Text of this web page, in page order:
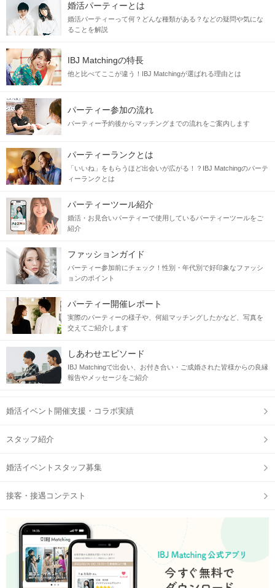
婚活パーティーとは
婚活パーティーって何？どんな種類がある？などの疑問や気にな
ることを解説
IBJ Matchingの特長
他と比べてここが違う！IBJ Matchingが選ばれる理由とは
パーティー参加の流れ
パーティー予約後からマッチングまでの流れをご案内します
パーティーランクとは
「いいね」をもらうほど出会いが広がる！？IBJ Matchingのパーテ
ィーランクとは
パーティーツール紹介
婚活・お見合いパーティーで使用しているパーティーツールをご
紹介
ファッションガイド
パーティー参加前にチェック！性別・年代別で好印象なファッシ
ョンのポイント
パーティー開催レポート
実際のパーティーの様子や、何組マッチングしたかなど、写真を
交えてご紹介します
しあわせエピソード
IBJ Matchingで出会い、お付き合い・ご成婚された皆様からの良縁
報告やメッセージをご紹介
婚活イベント開催支援・コラボ実績
スタッフ紹介
婚活イベントスタッフ募集
接客・接遇コンテスト